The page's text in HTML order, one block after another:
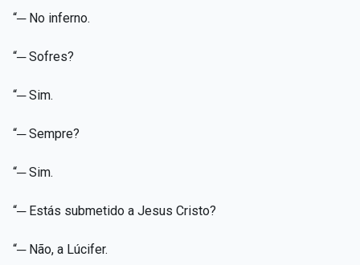
“─ No inferno.
“─ Sofres?
“─ Sim.
“─ Sempre?
“─ Sim.
“─ Estás submetido a Jesus Cristo?
“─ Não, a Lúcifer.